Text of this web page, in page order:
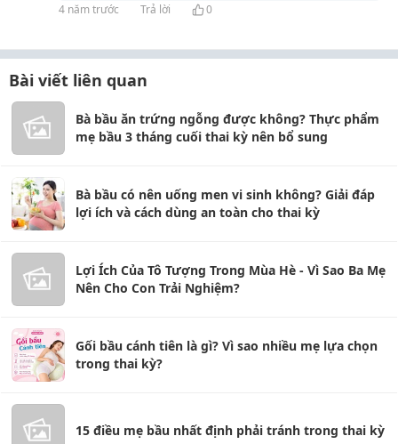
4 năm trước Trả lời 0
Bài viết liên quan
Bà bầu ăn trứng ngỗng được không? Thực phẩm
mẹ bầu 3 tháng cuối thai kỳ nên bổ sung
Bà bầu có nên uống men vi sinh không? Giải đáp
lợi ích và cách dùng an toàn cho thai kỳ
Lợi Ích Của Tô Tượng Trong Mùa Hè - Vì Sao Ba Mẹ
Nên Cho Con Trải Nghiệm?
Gối bầu cánh tiên là gì? Vì sao nhiều mẹ lựa chọn
trong thai kỳ?
15 điều mẹ bầu nhất định phải tránh trong thai kỳ